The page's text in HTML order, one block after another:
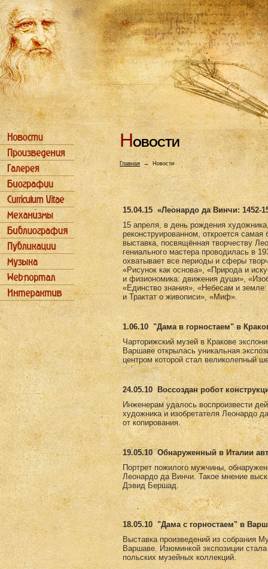
НОВОСТИ
Главная→ Новости
15.04.15 «Леонардо да Винчи: 1452-
15 апреля, в день рождения
реконструированном, откроется
выставка, посвящённая творчеству
гениального мастера проводилась в
охватывает все периоды и сферы
«Рисунок как основа», «Природа и
и физиономика: движения души»,
«Единство знания», «Небесам и
и Трактат о живописи», «Миф».
1.06.10 "Дама в горностаем" в
Чарторижский музей в Кракове
Варшаве открылась уникальная
центром которой стал великолепный
24.05.10
Воссоздан робот
Инженерам удалось воспроизвести
художника и изобретателя Леонардо
от копирования.
19.05.10 Обнаруженный в Италии
Портрет пожилого мужчины,
Леонардо да Винчи. Такое мнение
Дэвид Бершад.
18.05.10 "Дама с горностаем" в
Выставка произведений из собрания
Варшаве. Изюминкой экспозиции
польских музейных коллекций.